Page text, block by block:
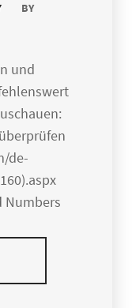
BY
und
de-
Numbers